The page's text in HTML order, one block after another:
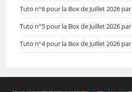
Tuto n°6 pour la Box de Juillet 2026
Tuto n°5 pour la Box de Juillet 2026
Tuto n°4 pour la Box de Juillet 2026